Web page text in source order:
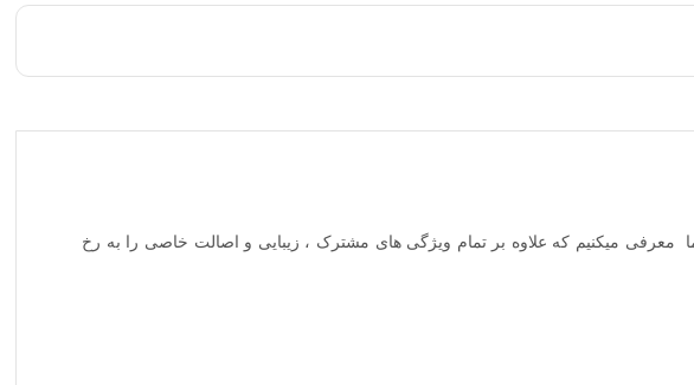
میکنیم که علاوه بر تمام ویژگی های مشترک ، زیبایی و اصالت خاصی را به رخ